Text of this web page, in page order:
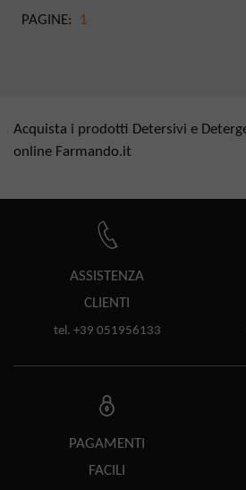
PAGINE: 1
Acquista i prodotti Detersivi e
online Farmando.it
ASSISTENZA
CLIENTI
tel. +39 051956133
PAGAMENTI
FACILI